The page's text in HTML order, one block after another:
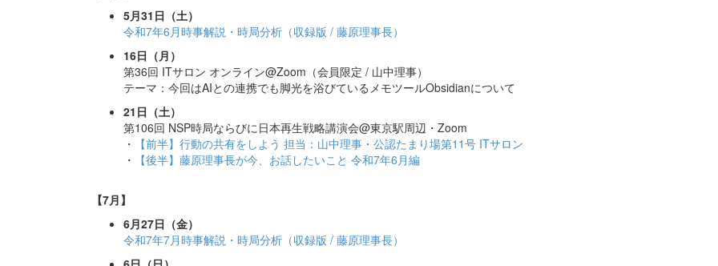
5月31日（土）
令和7年6月時事解説・時局分析（収録版 / 藤原理事長）
16日（月）
第36回 ITサロン オンライン@Zoom（会員限定 / 山中理事）
テーマ：今回はAIとの連携でも脚光を浴びているメモツールObsidianについて
21日（土）
第106回 NSP時局ならびに日本再生戦略講演会@東京駅周辺・Zoom
・
【前半】行動の共有をしよう 担当：山中理事・公認たまり場第11号 ITサロン
・
【後半】藤原理事長が今、お話したいこと 令和7年6月編
【7月】
6月27日（金）
令和7年7月時事解説・時局分析（収録版 / 藤原理事長）